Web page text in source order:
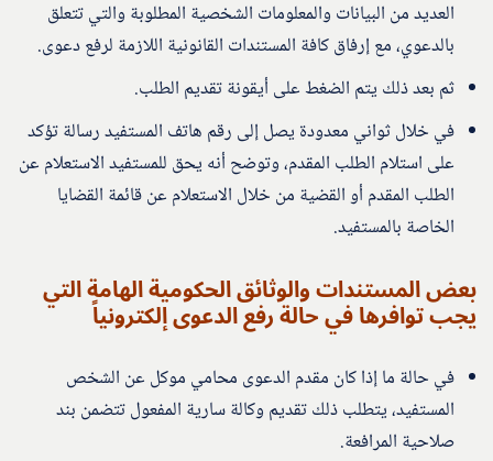
العديد من البيانات والمعلومات الشخصية المطلوبة والتي تتعلق
بالدعوي، مع إرفاق كافة المستندات القانونية اللازمة لرفع دعوى.
ثم بعد ذلك يتم الضغط على أيقونة تقديم الطلب.
في خلال ثواني معدودة يصل إلى رقم هاتف المستفيد رسالة تؤكد
على استلام الطلب المقدم، وتوضح أنه يحق للمستفيد الاستعلام عن
الطلب المقدم أو القضية من خلال الاستعلام عن قائمة القضايا
الخاصة بالمستفيد.
بعض المستندات والوثائق الحكومية الهامة التي
يجب توافرها في حالة رفع الدعوى إلكترونياً
في حالة ما إذا كان مقدم الدعوى محامي موكل عن الشخص
المستفيد، يتطلب ذلك تقديم وكالة سارية المفعول تتضمن بند
صلاحية المرافعة.